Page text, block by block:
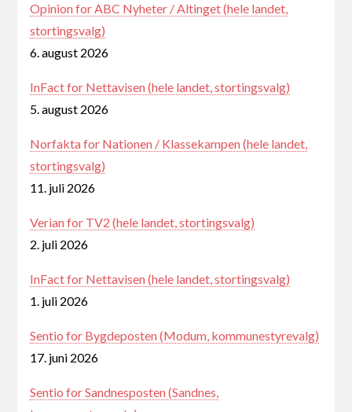
Opinion for ABC Nyheter / Altinget (hele landet,
stortingsvalg)
6. august 2026
InFact for Nettavisen (hele landet, stortingsvalg)
5. august 2026
Norfakta for Nationen / Klassekampen (hele landet,
stortingsvalg)
11. juli 2026
Verian for TV2 (hele landet, stortingsvalg)
2. juli 2026
InFact for Nettavisen (hele landet, stortingsvalg)
1. juli 2026
Sentio for Bygdeposten (Modum, kommunestyrevalg)
17. juni 2026
Sentio for Sandnesposten (Sandnes,